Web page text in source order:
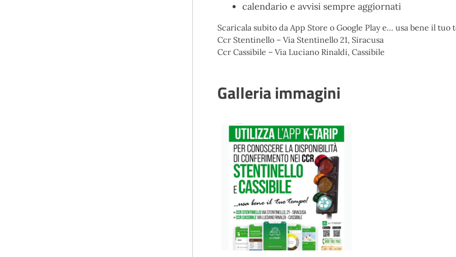
calendario e avvisi sempre aggiornati
Scaricala subito da App Store o Google Play e… usa bene il tuo
Ccr Stentinello – Via Stentinello 21, Siracusa
Ccr Cassibile – Via Luciano Rinaldi, Cassibile
Galleria immagini